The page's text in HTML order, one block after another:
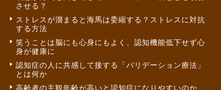
させる？
ストレスが溜まると海馬は委縮する？ストレスに対抗
する方法
笑うことは脳にも心身にもよく、認知機能低下せず心
身が健康に
認知症の人に共感して接する「バリデーション療法」
とは何か
高齢者の主観年齢が高いと認知症になりやすいのか